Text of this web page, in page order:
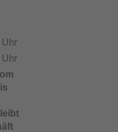
Uhr
Uhr